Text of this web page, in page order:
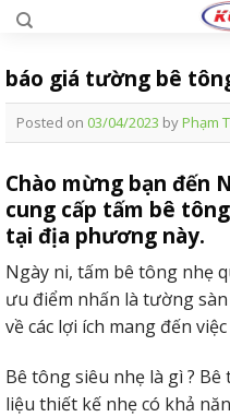
Skip
content
báo giá tường bê
Posted on 03/04/2023 byPhạm
Chào mừng bạn đến
cung cấp tấm bê
tại địa phương này.
Ngày ni, tấm bê tông nhẹ
ưu điểm nhấn là tường
về các lợi ích mang đến
Bê tông siêu nhẹ là gì ?
liệu thiết kế nhẹ có khả